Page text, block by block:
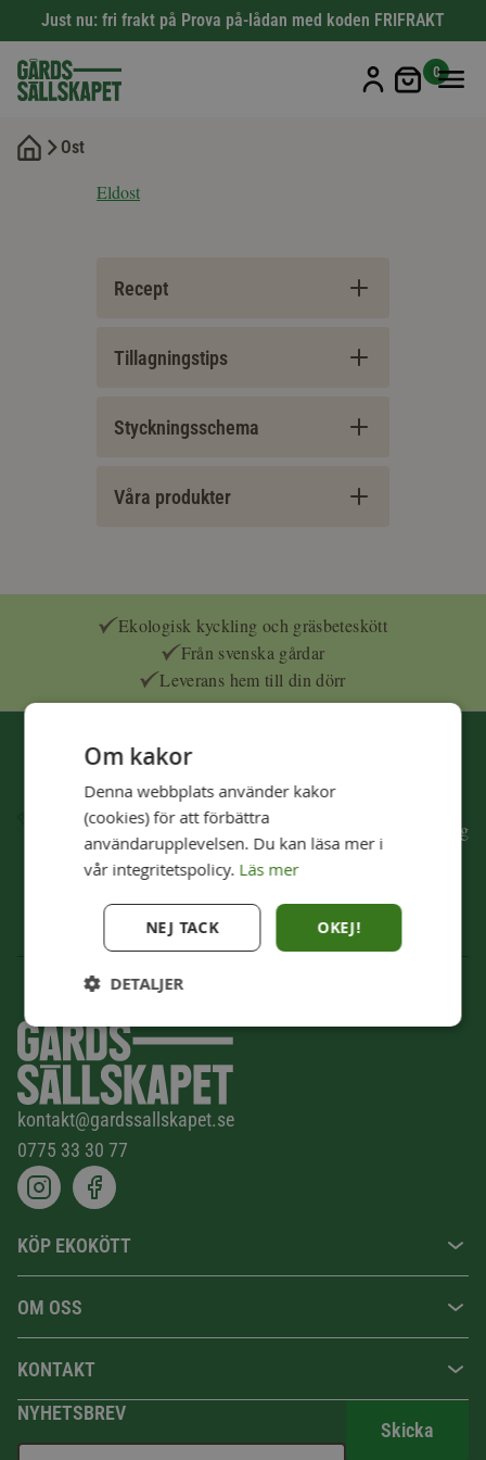
Just nu: fri frakt på Prova på-lådan med koden FRIFRAKT
Min
0
Ost
Eldost
Recept
Tillagningstips
Styckningsschema
Våra produkter
Ekologisk kyckling och gräsbeteskött
Från svenska gårdar
Leverans hem till din dörr
Från gården hem till dig
Färskt ekologiskt kött från svenska gårdar med god
djurhållning och hemleverans. Beställ en köttlåda idag
och smaka skillnaden!
Beställ en köttlåda idag!
kontakt@gardssallskapet.se
0775 33 30 77
KÖP EKOKÖTT
OM OSS
KONTAKT
NYHETSBREV
Skicka
Om kakor
Denna webbplats använder kakor
(cookies) för att förbättra
användarupplevelsen. Du kan läsa mer i
vår integritetspolicy. Läs mer
OKEJ!
NEJ TACK
DETALJER